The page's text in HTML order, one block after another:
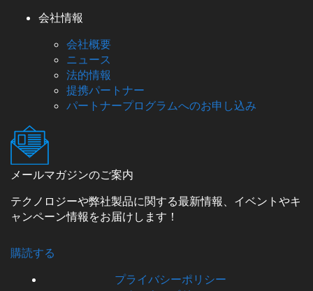
会社情報
会社概要
ニュース
法的情報
提携パートナー
パートナープログラムへのお申し込み
メールマガジンのご案内
テクノロジーや弊社製品に関する最新情報、イベントやキ
ャンペーン情報をお届けします！
購読する
プライバシーポリシー